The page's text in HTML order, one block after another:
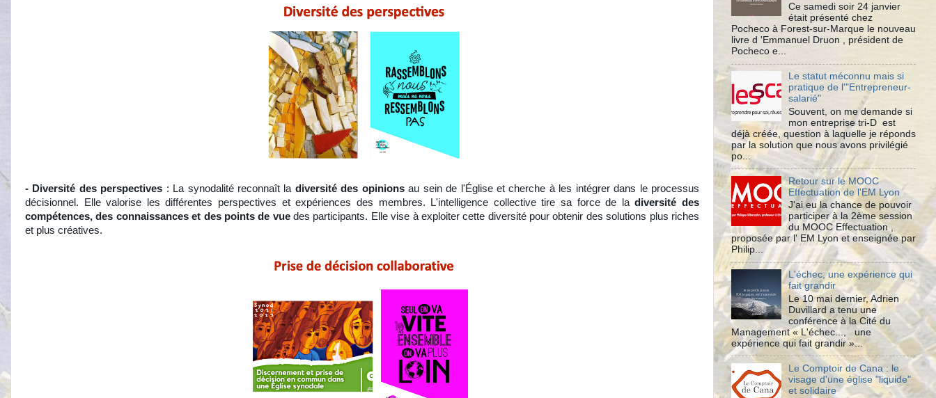
- Diversité des perspectives : La synodalité reconnaît la diversité des opinionsau sein de l'Église et cherche à les intégrer dans le processus
décisionnel. Elle valorise les différentes perspectives et expériences des membres. L'intelligence collective tire sa force de ladiversité des
compétences, des connaissances et des points de vuedes participants. Elle vise à exploiter cette diversité pour obtenir des solutions plus riches
et plus créatives.
Ce samedi soir 24 janvier
était présenté chez
Pocheco à Forest-sur-Marque le nouveau
livre d 'Emmanuel Druon , président de
Pocheco e...
Le statut méconnu mais si
pratique de l'"Entrepreneur-
salarié"
Souvent, on me demande si
mon entreprise tri-D est
déjà créée, question à laquelle je réponds
par la solution que nous avons privilégié
po...
Retour sur le MOOC
Effectuation de l'EM Lyon
J'ai eu la chance de pouvoir
participer à la 2ème session
du MOOC Effectuation ,
proposée par l' EM Lyon et enseignée par
Philip...
L'échec, une expérience qui
fait grandir
Le 10 mai dernier, Adrien
Duvillard a tenu une
conférence à la Cité du
Management « L'échec..., une
expérience qui fait grandir »...
Le Comptoir de Cana : le
visage d'une église "liquide"
et solidaire